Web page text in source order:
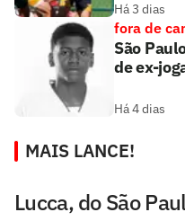
Há 3 dias
fora de
São
de ex-
Há 4 dias
MAIS LANCE!
Lucca, do São